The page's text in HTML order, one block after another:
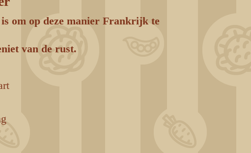
om op deze manier Frankrijk te
van de rust.